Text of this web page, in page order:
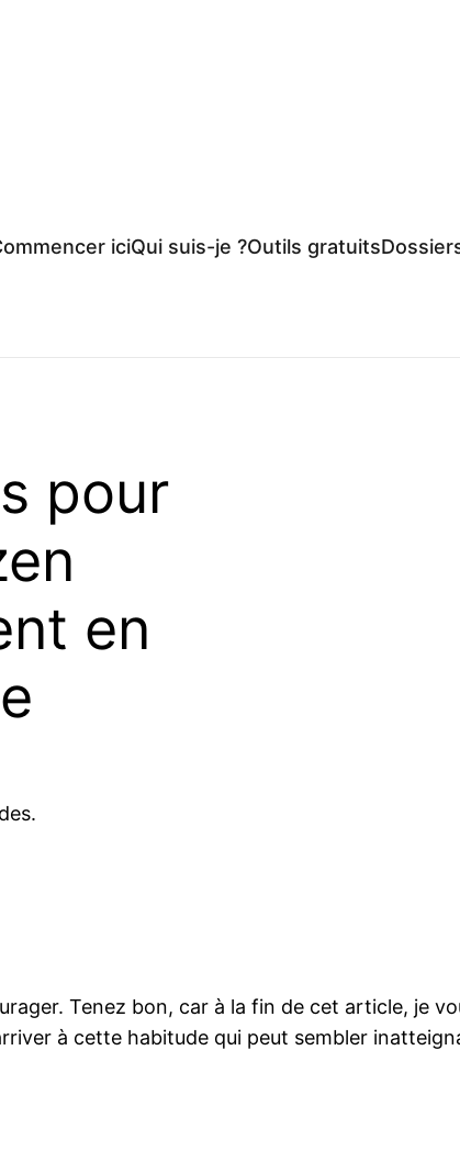
iciQui suis-je ?Outils gratuits
pour
en
Tenez bon, car à la fin de cet article, je
à cette habitude qui peut sembler